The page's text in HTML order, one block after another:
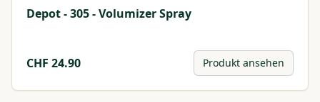
Depot - 305 - Volumizer Spray
CHF 24.90 Produkt ansehen